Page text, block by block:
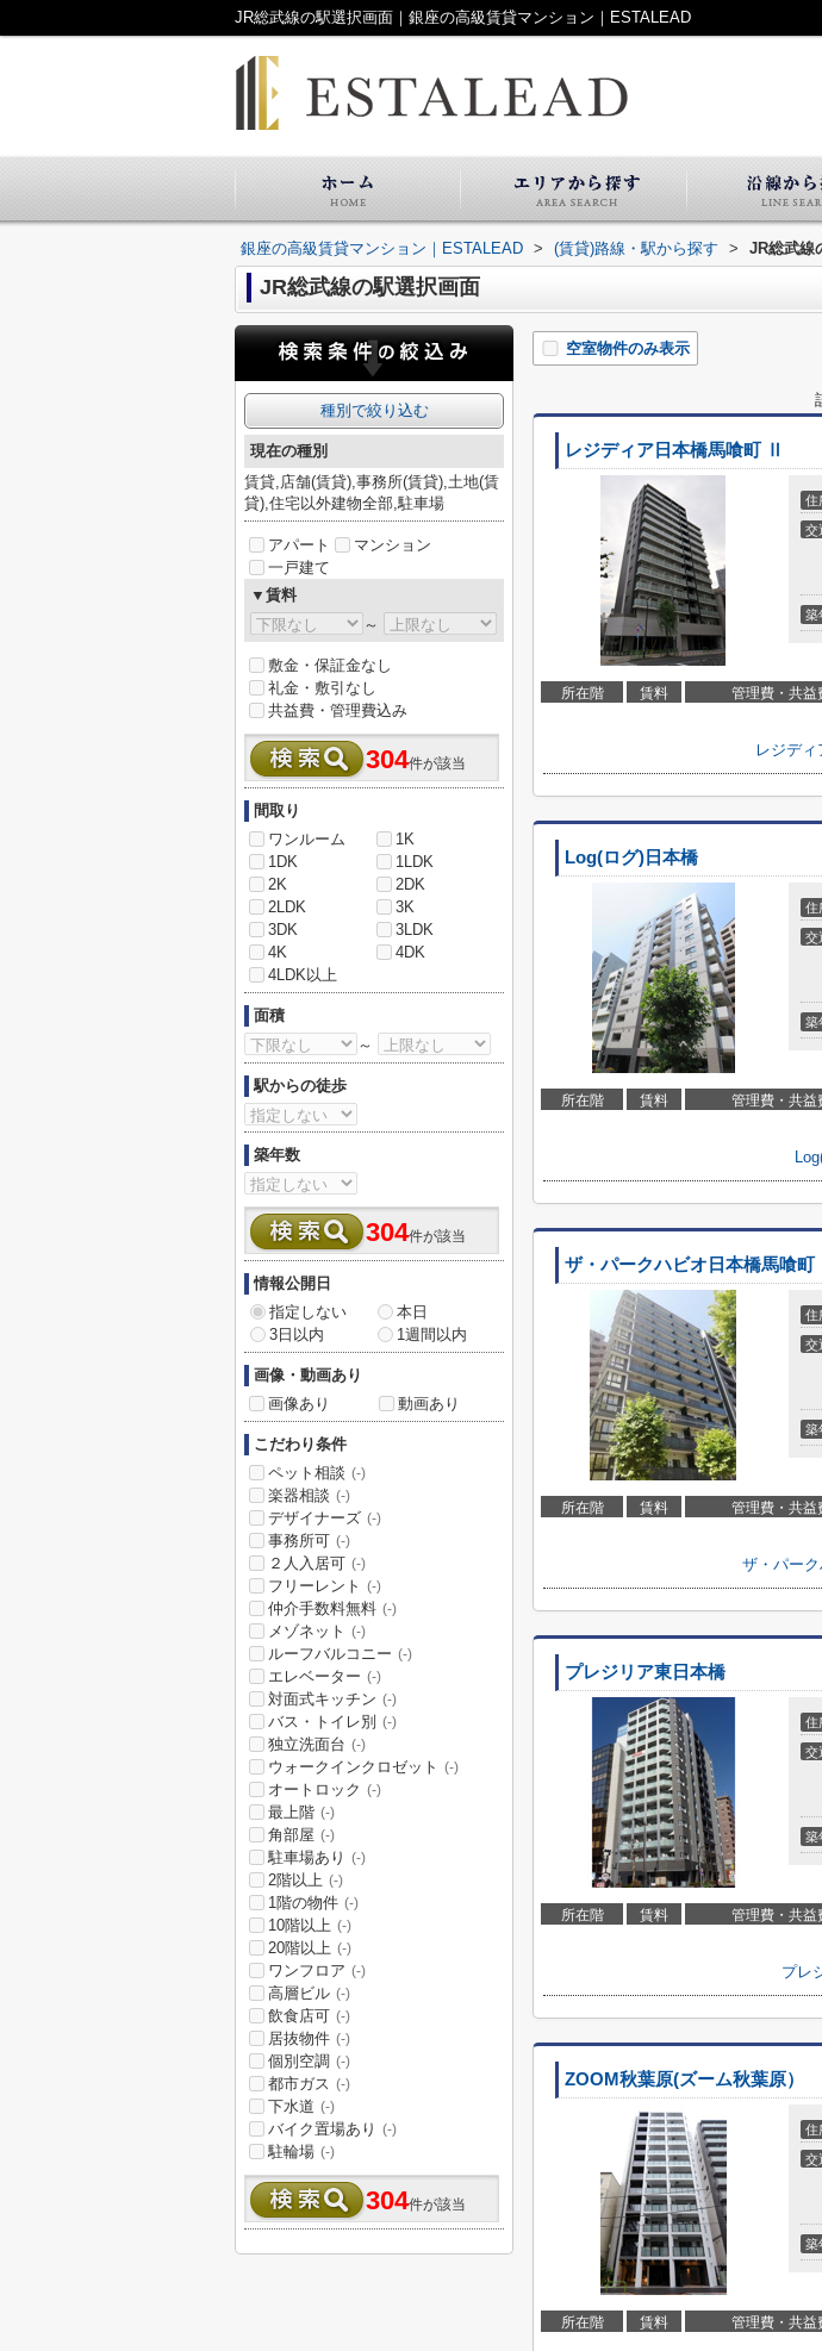
JR総武線の駅選択画面｜銀座の高級賃貸マンション｜ESTALEAD
銀座の高級賃貸マンション｜ESTALEAD > (賃貸)路線・駅から探す > JR総武線
JR総武線の駅選択画面
空室物件のみ表示
レジディア日本橋馬喰町 Ⅱ
住
交
築
所在階 賃料 管理費・共益
レジデ
Log(ログ)日本橋
住
交
築
所在階 賃料 管理費・共益
ザ・パークハビオ日本橋馬喰町
住
交
築
所在階 賃料 管理費・共益
ザ・パー
プレジリア東日本橋
住
交
築
所在階 賃料 管理費・共益
プレ
ZOOM秋葉原(ズーム秋葉原）
住
交
築
所在階 賃料 管理費・共益
種別で絞り込む
現在の種別
賃貸,店舗(賃貸),事務所(賃貸),土地(賃
貸),住宅以外建物全部,駐車場
アパート
マンション
一戸建て
▼賃料
～
敷金・保証金なし
礼金・敷引なし
共益費・管理費込み
304件が該当
間取り
ワンルーム
1K
1DK
1LDK
2K
2DK
2LDK
3K
3DK
3LDK
4K
4DK
4LDK以上
面積
～
駅からの徒歩
築年数
304件が該当
情報公開日
指定しない
本日
3日以内
1週間以内
画像・動画あり
画像あり
動画あり
こだわり条件
ペット相談 (-)
楽器相談 (-)
デザイナーズ (-)
事務所可 (-)
２人入居可 (-)
フリーレント (-)
仲介手数料無料 (-)
メゾネット (-)
ルーフバルコニー (-)
エレベーター (-)
対面式キッチン (-)
バス・トイレ別 (-)
独立洗面台 (-)
ウォークインクロゼット (-)
オートロック (-)
最上階 (-)
角部屋 (-)
駐車場あり (-)
2階以上 (-)
1階の物件 (-)
10階以上 (-)
20階以上 (-)
ワンフロア (-)
高層ビル (-)
飲食店可 (-)
居抜物件 (-)
個別空調 (-)
都市ガス (-)
下水道 (-)
バイク置場あり (-)
駐輪場 (-)
304件が該当